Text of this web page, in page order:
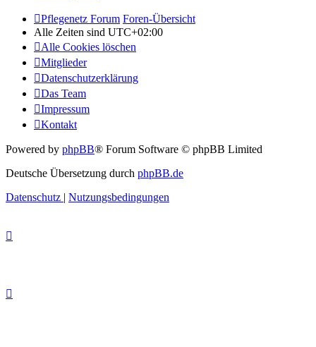
Pflegenetz Forum Foren-Übersicht
Alle Zeiten sind UTC+02:00
Alle Cookies löschen
Mitglieder
Datenschutzerklärung
Das Team
Impressum
Kontakt
Powered by phpBB® Forum Software © phpBB Limited
Deutsche Übersetzung durch phpBB.de
Datenschutz | Nutzungsbedingungen